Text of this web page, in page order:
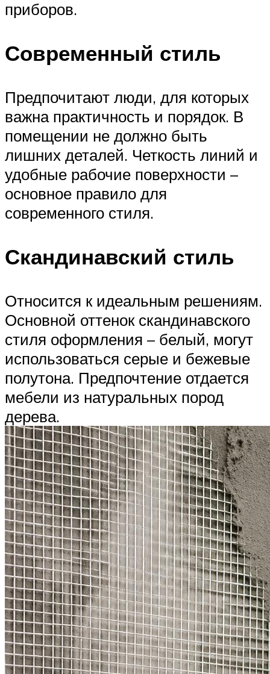
приборов.
Современный стиль
Предпочитают люди, для которых
важна практичность и порядок. В
помещении не должно быть
лишних деталей. Четкость линий и
удобные рабочие поверхности –
основное правило для
современного стиля.
Скандинавский стиль
Относится к идеальным решениям.
Основной оттенок скандинавского
стиля оформления – белый, могут
использоваться серые и бежевые
полутона. Предпочтение отдается
мебели из натуральных пород
дерева.